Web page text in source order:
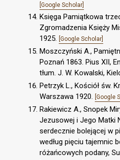
[Google Scholar]
Księga Pamiątkowa
Zgromadzenia Księży
1925. [Google Scholar]
Moszczyński A.,
Poznań 1863. Pius XII,
tłum. J. W. Kowalski,
Petrzyk L., Kościół św.
Warszawa 1920. [Google
Rakiewicz A., Snopek
Jezusowej i Jego Matki
serdecznie bolejącej w
według pięciu tajemnic
różańcowych podany,